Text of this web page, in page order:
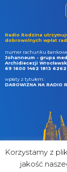
Radio Rodzina
dobrowolnych wpłat
numer rachunku
Johanneum - grupa
Archidiecezji
69 1600 1462 1813
wpłaty z tytułem:
DAROWIZNA NA RADIO
Korzystamy z
jakość